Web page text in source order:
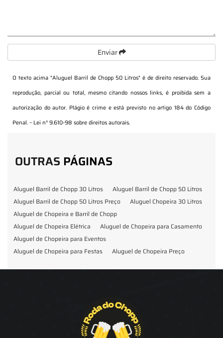
Enviar
O texto acima "Aluguel Barril de Chopp 50 Litros" é de direito reservado. Sua
reprodução, parcial ou total, mesmo citando nossos links, é proibida sem a
autorização do autor. Plágio é crime e está previsto no artigo 184 do Código
Penal. – Lei n° 9.610-98 sobre direitos autorais.
OUTRAS PÁGINAS
Aluguel Barril de Chopp 30 Litros
Aluguel Barril de Chopp 50 Litros
Aluguel Barril de Chopp 50 Litros Preço
Aluguel Chopeira 30 Litros
Aluguel de Chopeira e Barril de Chopp
Aluguel de Chopeira Elétrica
Aluguel de Chopeira para Casamento
Aluguel de Chopeira para Eventos
Aluguel de Chopeira para Festas
Aluguel de Chopeira Preço
Chopp Festas e Eventos
Chopp Pilsen
Fornecedor Barril de Chopp
Fornecedor de Barril de Chopp